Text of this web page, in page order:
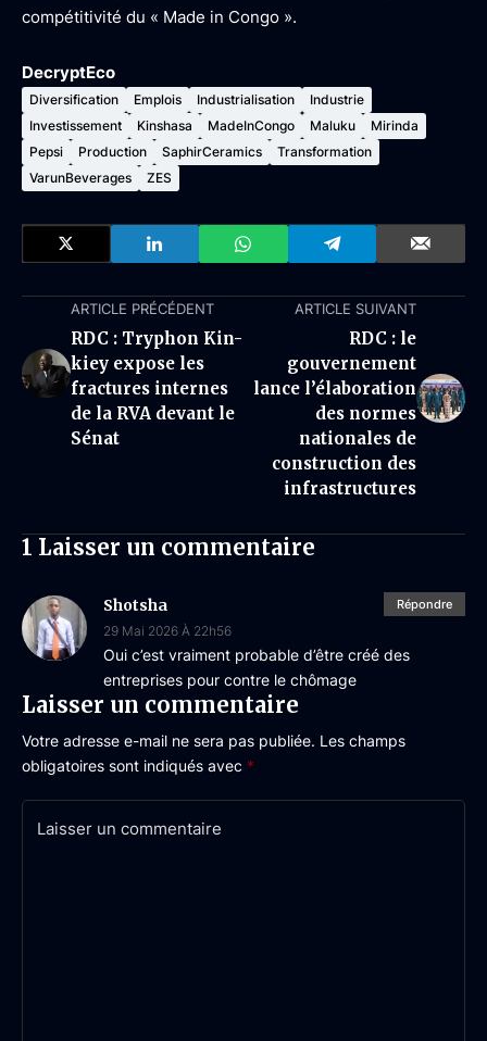
compétitivité du « Made in Congo ».
DecryptEco
Diversification Emplois Industrialisation
Industrie
Investissement
Kinshasa MadeInCongo Maluku
Mirinda
Pepsi
Production SaphirCeramics
Transformation
VarunBeverages
ZES
ARTICLE PRÉCÉDENT
RDC : Tryphon Kin-
kiey expose les
fractures internes
de la RVA devant le
Sénat
ARTICLE SUIVANT
RDC : le
gouvernement
lance l’élaboration
des normes
nationales de
construction des
infrastructures
1 Laisser un commentaire
Shotsha
29 Mai 2026 À 22h56
Oui c’est vraiment probable d’être créé des
entreprises pour contre le chômage
Répondre
Laisser un commentaire
Votre adresse e-mail ne sera pas publiée. Les champs
obligatoires sont indiqués avec *